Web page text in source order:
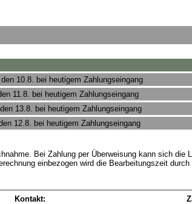
10.8. bei heutigem Zahlungseingang
11.8. bei heutigem Zahlungseingang
13.8. bei heutigem Zahlungseingang
12.8. bei heutigem Zahlungseingang
Bei Zahlung per Überweisung kann sich die
einbezogen wird die Bearbeitungszeit
Kontakt: